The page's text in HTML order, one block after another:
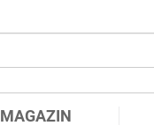
MAGAZIN